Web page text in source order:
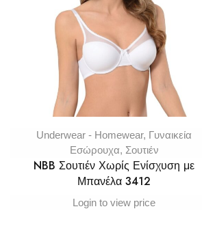
Underwear - Homewear, Γυναικεία
Εσώρουχα, Σουτιέν
NBB Σουτιέν Χωρίς Ενίσχυση με
Μπανέλα 3412
Login to view price